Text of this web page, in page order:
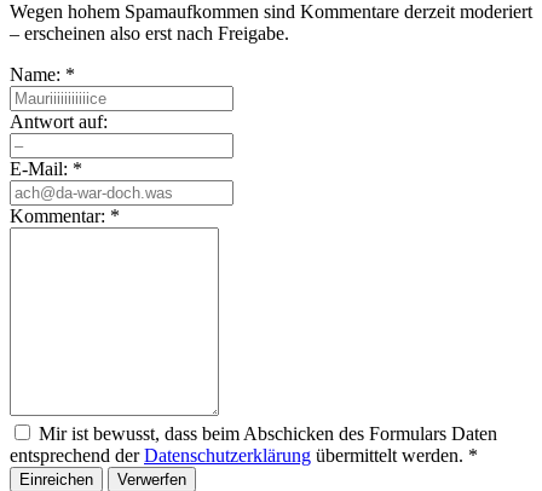
Wegen hohem Spamaufkommen sind Kommentare derzeit moderiert
– erscheinen also erst nach Freigabe.
Name: *
Antwort auf:
E-Mail: *
Kommentar: *
Mir ist bewusst, dass beim Abschicken des Formulars Daten
entsprechend derDatenschutzerklärung übermittelt werden. *
Einreichen Verwerfen